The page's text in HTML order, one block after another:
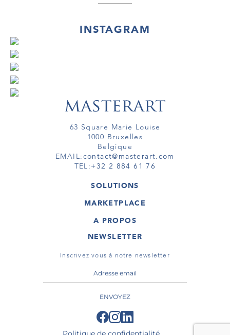
INSTAGRAM
63 Square Marie Louise
1000 Bruxelles
Belgique
EMAIL:contact@masterart.com
TEL:+32 2 884 61 76
SOLUTIONS
GALERIE
ARTISTE
TOUR VIRTUEL
MARKETPLACE
OEUVRES D'ART
TOURS VIRTUELS
A PROPOS
MASTERART
CONDITIONS GÉNÉRALES
NEWSLETTER
Inscrivez vous à notre newsletter
ENVOYEZ